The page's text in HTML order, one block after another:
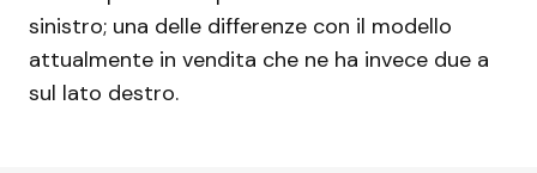
sinistro; una delle differenze con il modello
attualmente in vendita che ne ha invece due a
sul lato destro.